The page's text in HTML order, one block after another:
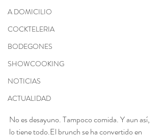
A DOMICILIO
COCKTELERIA
BODEGONES
SHOWCOOKING
NOTICIAS
ACTUALIDAD
No es desayuno. Tampoco comida. Y aun así,
lo tiene todo.El brunch se ha convertido en